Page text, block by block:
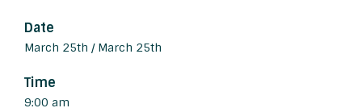
Date
March 25th / March 25th
Time
9:00 am